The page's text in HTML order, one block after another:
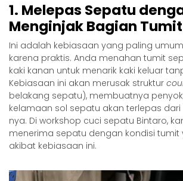
1. Melepas Sepatu
Menginjak Bagian Tumit
Ini adalah kebiasaan yang paling
karena praktis. Anda menahan tumit
kaki kanan untuk menarik kaki keluar
Kebiasaan ini akan merusak struktur
belakang sepatu), membuatnya
kelamaan sol sepatu akan terlepas
nya. Di workshop cuci sepatu Bintaro,
menerima sepatu dengan kondisi tumit
akibat kebiasaan ini.